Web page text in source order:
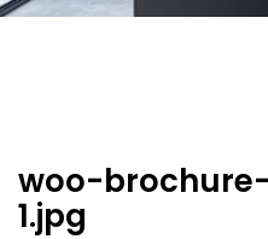
woo-
1.jpg